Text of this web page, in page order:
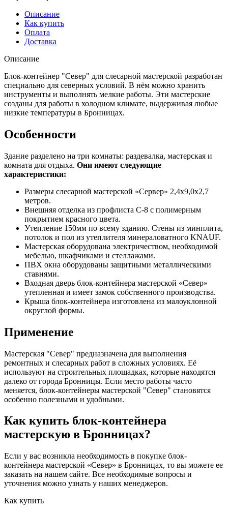
Описание
Как купить
Оплата
Доставка
Описание
Блок-контейнер "Север" для слесарной мастерской разработан
специально для северных условий. В нём можно хранить
инструменты и выполнять мелкие работы. Эти мастерские
созданы для работы в холодном климате, выдерживая любые
низкие температуры в Бронницах.
Особенности
Здание разделено на три комнаты: раздевалка, мастерская и
комната для отдыха. Они имеют следующие
характеристики:
Размеры слесарной мастерской «Сервер» 2,4х9,0х2,7
метров.
Внешняя отделка из профлиста С-8 с полимерным
покрытием красного цвета.
Утепление 150мм по всему зданию. Стены из минплита,
потолок и пол из утеплителя минераловатного KNAUF.
Мастерская оборудована электричеством, необходимой
мебелью, шкафчиками и стеллажами.
ПВХ окна оборудованы защитными металлическими
ставнями.
Входная дверь блок-контейнера мастерской «Север»
утепленная и имеет замок собственного производства.
Крыша блок-контейнера изготовлена из малоуклонной
округлой формы.
Применение
Мастерская "Север" предназначена для выполнения
ремонтных и слесарных работ в сложных условиях. Её
используют на строительных площадках, которые находятся
далеко от города Бронницы. Если место работы часто
меняется, блок-контейнеры мастерской "Север" становятся
особенно полезными и удобными.
Как купить блок-контейнера
мастерскую в Бронницах?
Если у вас возникла необходимость в покупке блок-
контейнера мастерской «Север» в Бронницах, то вы можете ее
заказать на нашем сайте. Все необходимые вопросы и
уточнения можно узнать у наших менеджеров.
Как купить